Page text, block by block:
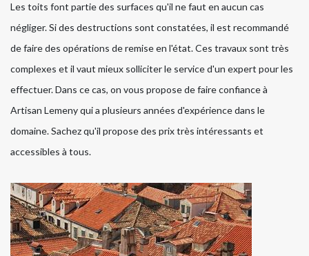
Les toits font partie des surfaces qu'il ne faut en aucun cas
négliger. Si des destructions sont constatées, il est recommandé
de faire des opérations de remise en l'état. Ces travaux sont très
complexes et il vaut mieux solliciter le service d'un expert pour les
effectuer. Dans ce cas, on vous propose de faire confiance à
Artisan Lemeny qui a plusieurs années d'expérience dans le
domaine. Sachez qu'il propose des prix très intéressants et
accessibles à tous.